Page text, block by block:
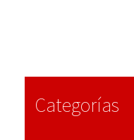
Categorías